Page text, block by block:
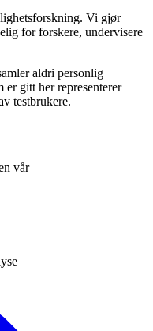
Vi gjør
for forskere, undervisere
aldri personlig
er gitt her representerer
testbrukere.
vår